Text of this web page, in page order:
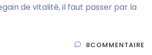
de vitalité, il faut passer par la
8COMMENTAIRE